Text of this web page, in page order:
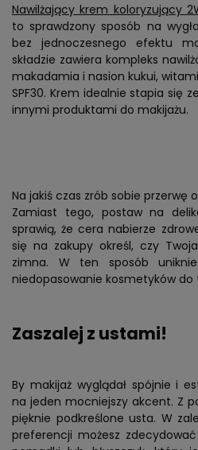
Nawilżający krem koloryzujący
to sprawdzony sposób na
bez jednoczesnego efektu
składzie zawiera kompleks
makadamia i nasion kukui,
SPF30. Krem idealnie stapia się
innymi produktami do makijażu.
Na jakiś czas zrób sobie
Zamiast tego, postaw na
sprawią, że cera nabierze
się na zakupy określ, czy
zimna. W ten sposób
niedopasowanie kosmetyków do
Zaszalej z ustami!
By makijaż wyglądał spójnie i
na jeden mocniejszy akcent. Z
pięknie podkreślone usta. W
preferencji możesz